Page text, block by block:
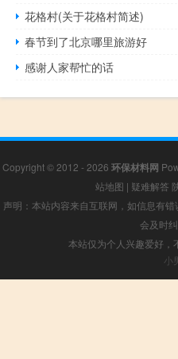
花格村(关于花格村简述)
春节到了北京哪里旅游好
感谢人家帮忙的话
Copyright © 2012 - 2026 环保材料网
站地图 | 疑难解答
声明：本站内容来自互联网，如信息有
会及时
本站仅为个人兴趣爱好，
小